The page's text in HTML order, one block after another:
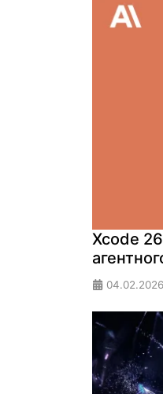
Xcode
04.02.2026